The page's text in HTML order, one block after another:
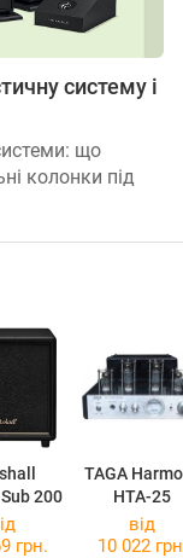
систему і
що
колонки під
200
TAGA
HTA-25
грн.
від
10 022